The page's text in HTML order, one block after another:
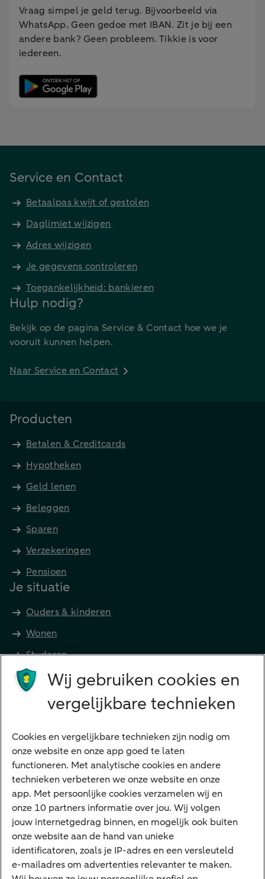
Vraag simpel je geld terug. Bijvoorbeeld via
WhatsApp. Geen gedoe met IBAN. Zit jebij een
andere bank? Geen probleem. Tikkie is voor
iedereen.
Service en Contact
Betaalpas kwijt of gestolen
Daglimiet wijzigen
Adres wijzigen
Je gegevens controleren
Toegankelijkheid: bankieren
Hulp nodig?
Bekijk op de pagina Service & Contact hoe we je
vooruit kunnen helpen.
Naar Service en Contact
Producten
Betalen & Creditcards
Hypotheken
Geld lenen
Beleggen
Sparen
Verzekeringen
Pensioen
Je situatie
Ouders & kinderen
Wonen
Studeren
Preferred Banking
Digitale diensten
Internet Bankieren
ABN AMRO app
Tikkie
Apple Pay
Google Pay
Veilig bankieren
Wij gebruiken cookies en
vergelijkbare technieken
Cookies en vergelijkbare technieken zijn nodig om
onze website en onze app goed te laten
functioneren. Met analytische cookies en andere
technieken verbeteren we onze website en onze
app. Met persoonlijke cookies verzamelen wij en
onze 10 partners informatie over jou. Wij volgen
jouw internetgedrag binnen, en mogelijk ook buiten
onze website aan de hand van unieke
identificatoren, zoals je IP-adres en een versleuteld
e-mailadres om advertenties relevanter te maken.